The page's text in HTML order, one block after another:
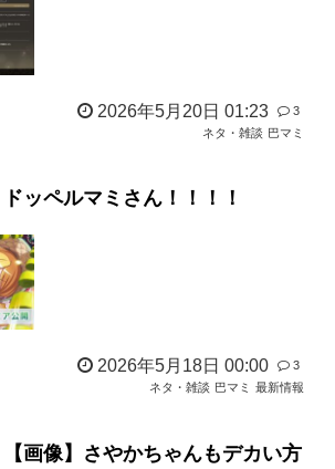
2026年5月20日 01:23
3
ネタ・雑談 巴マミ
ドッペルマミさん！！！！
2026年5月18日 00:00
3
ネタ・雑談 巴マミ 最新情報
【画像】さやかちゃんもデカい方